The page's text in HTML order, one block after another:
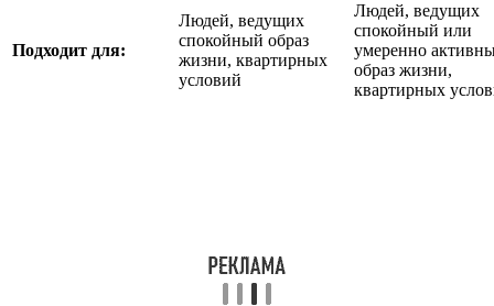
Подходит для:
Людей, ведущих
спокойный образ
жизни, квартирных
условий
Людей, ведущих
спокойный или
умеренно
образ жизни,
квартирных